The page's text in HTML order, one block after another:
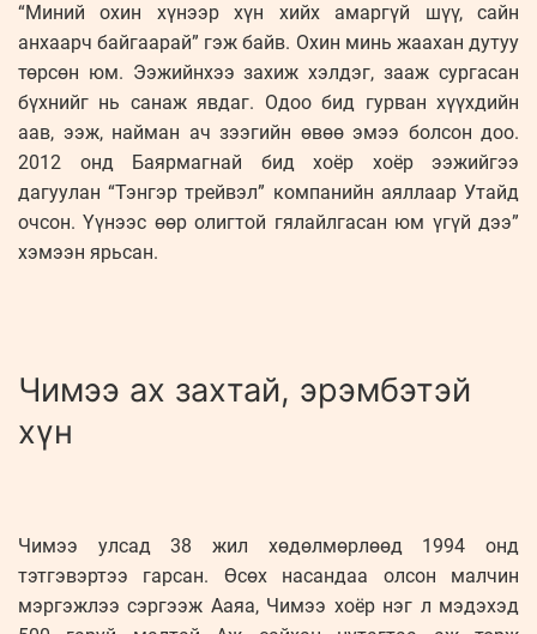
“Миний охин хүнээр хүн хийх амаргүй шүү, сайн
анхаарч байгаарай” гэж байв. Охин минь жаахан дутуу
төрсөн юм. Ээжийнхээ захиж хэлдэг, зааж сургасан
бүхнийг нь санаж явдаг. Одоо бид гурван хүүхдийн
аав, ээж, найман ач зээгийн өвөө эмээ болсон доо.
2012 онд Баярмагнай бид хоёр хоёр ээжийгээ
дагуулан “Тэнгэр трейвэл” компанийн аяллаар Утайд
очсон. Үүнээс өөр олигтой гялайлгасан юм үгүй дээ”
хэмээн ярьсан.
Чимээ ах захтай, эрэмбэтэй
хүн
Чимээ улсад 38 жил хөдөлмөрлөөд 1994 онд
тэтгэвэртээ гарсан. Өсөх насандаа олсон малчин
мэргэжлээ сэргээж Ааяа, Чимээ хоёр нэг л мэдэхэд